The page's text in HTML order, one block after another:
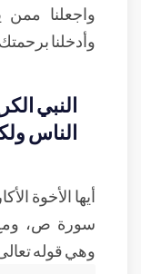
واجعلنا ممن
وأدخلنا
النبي
الناس
أيها الأخوة
سورة ص، ومع
وهي قوله